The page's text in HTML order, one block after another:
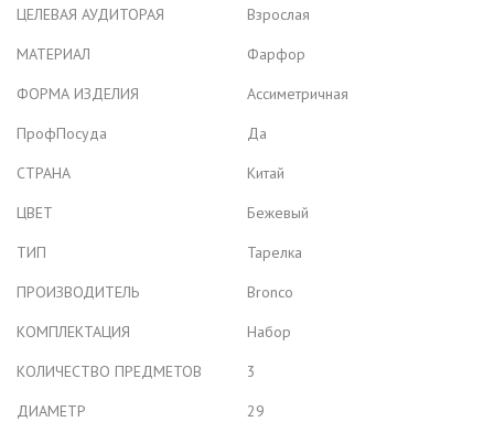
ЦЕЛЕВАЯ АУДИТОРАЯ
Взрослая
МАТЕРИАЛ
Фарфор
ФОРМА ИЗДЕЛИЯ
Ассиметричная
ПрофПосуда
Да
СТРАНА
Китай
ЦВЕТ
Бежевый
ТИП
Тарелка
ПРОИЗВОДИТЕЛЬ
Bronco
КОМПЛЕКТАЦИЯ
Набор
КОЛИЧЕСТВО ПРЕДМЕТОВ
3
ДИАМЕТР
29